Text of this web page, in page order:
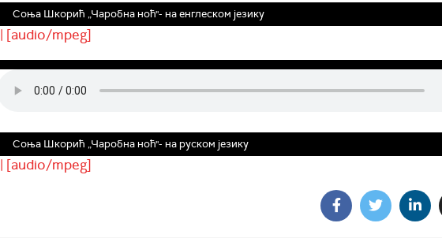
Соња Шкорић „Чаробна ноћ"- на енглеском језику
| [audio/mpeg]
Соња Шкорић „Чаробна ноћ"- на руском језику
| [audio/mpeg]